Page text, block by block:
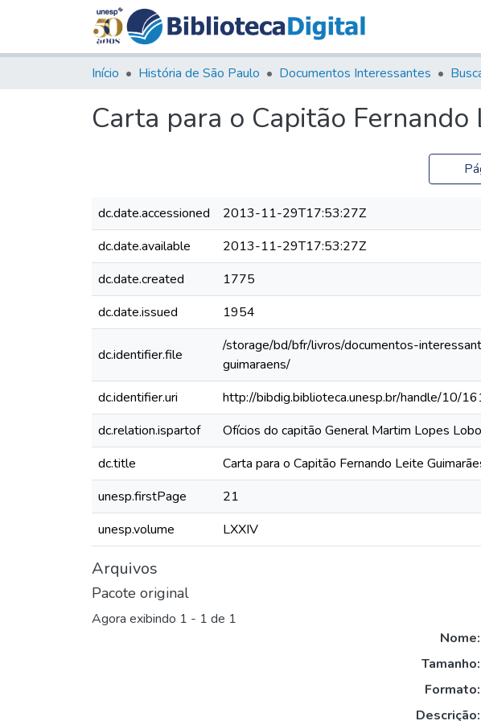
Início História de São Paulo Documentos Interessantes
Carta para o Capitão Fernando
dc.date.accessioned
2013-11-29T17:53:27Z
dc.date.available
2013-11-29T17:53:27Z
dc.date.created
1775
dc.date.issued
1954
dc.identifier.file
/storage/bd/bfr/livros/documentos-
guimaraens/
dc.identifier.uri
http://bibdig.biblioteca.unesp.br/handle/10/
dc.relation.ispartof
Ofícios do capitão General Martim Lopes
dc.title
Carta para o Capitão Fernando Leite
unesp.firstPage
21
unesp.volume
LXXIV
Arquivos
Pacote original
Agora exibindo 1 - 1 de 1
Nome:
Tamanho:
Formato:
Descrição: